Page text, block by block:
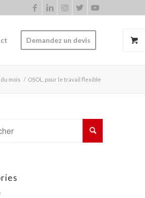
Demandez un devis
du mois / OSOL, pour le travail flexible